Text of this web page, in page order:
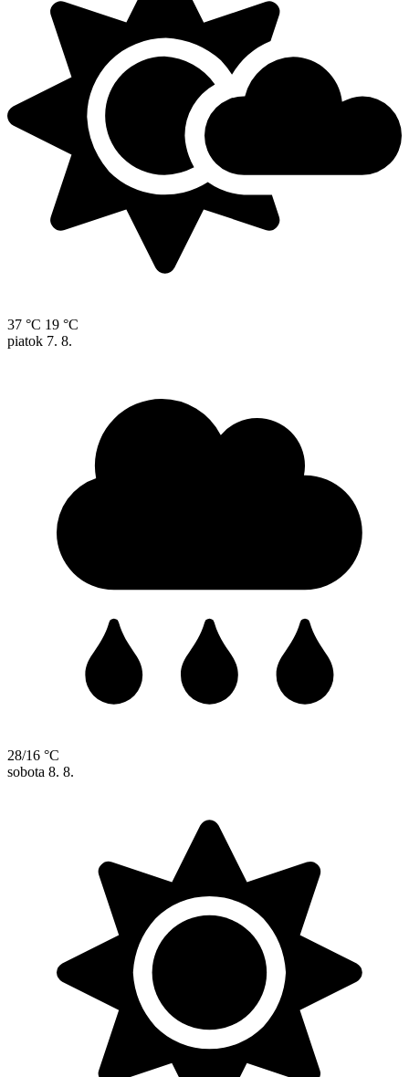
37 °C 19 °C
piatok 7. 8.
28/16 °C
sobota 8. 8.